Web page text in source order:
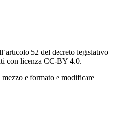
52 del decreto legislativo
con licenza CC-BY 4.0.
e formato e modificare